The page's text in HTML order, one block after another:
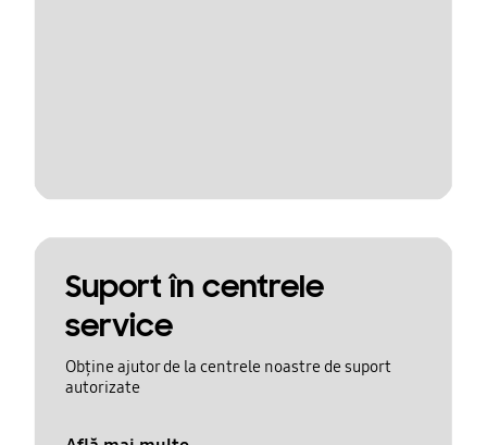
Suport în centrele
service
Obține ajutor de la centrele noastre de suport
autorizate